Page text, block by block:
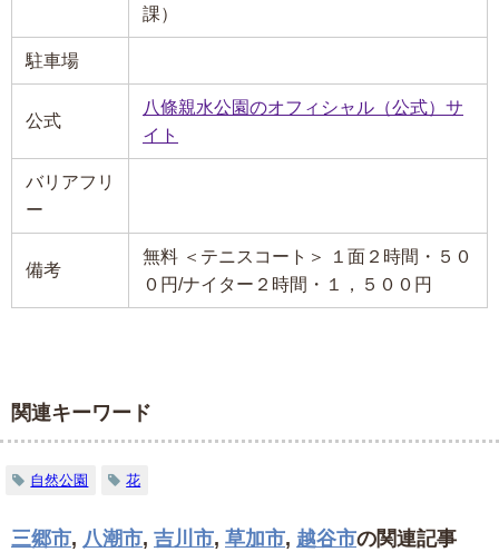
課）
駐車場
公式
八條親水公園のオフィシャル（公式）サ
イト
バリアフリ
ー
備考
無料 ＜テニスコート＞ １面２時間・５０
０円/ナイター２時間・１，５００円
関連キーワード
自然公園 花
三郷市, 八潮市, 吉川市, 草加市, 越谷市の関連記事